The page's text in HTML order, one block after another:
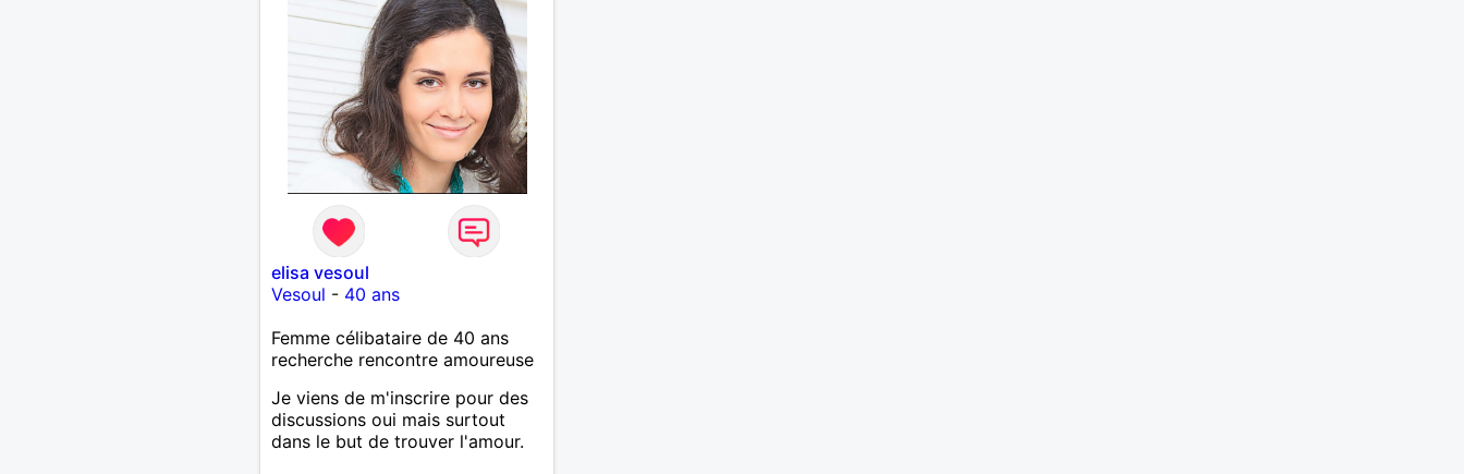
elisa vesoul
Vesoul - 40 ans
Femme célibataire de 40 ans
recherche rencontre amoureuse
Je viens de m'inscrire pour des
discussions oui mais surtout
dans le but de trouver l'amour.